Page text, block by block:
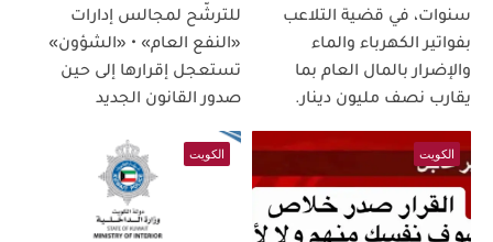
سنوات، في قضية التلاعب
بفواتير الكهرباء والماء
والإضرار بالمال العام بما
يقارب نصف مليون دينار.
للترشّح لمجالس إدارات
«النفع العام» • «الشؤون»
تستعجل إقرارها إلى حين
صدور القانون الجديد
الكويت الكويت